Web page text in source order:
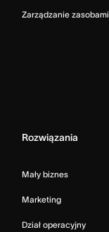
Zarządzanie zasobami
Rozwiązania
Mały biznes
Marketing
Dział operacyjny